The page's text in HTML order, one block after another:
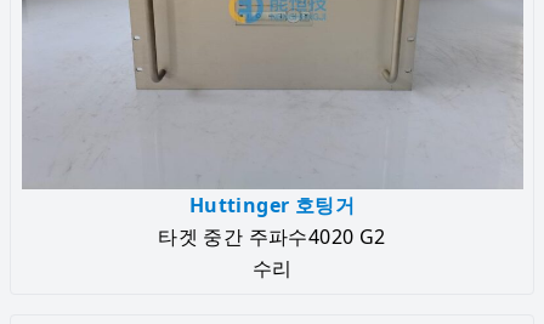
Huttinger 호팅거
타겟 중간 주파수4020 G2
수리